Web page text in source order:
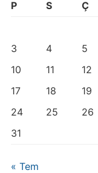
P S Ç
3
4 5
10
11 12
17
18 19
24
25 26
31
« Tem